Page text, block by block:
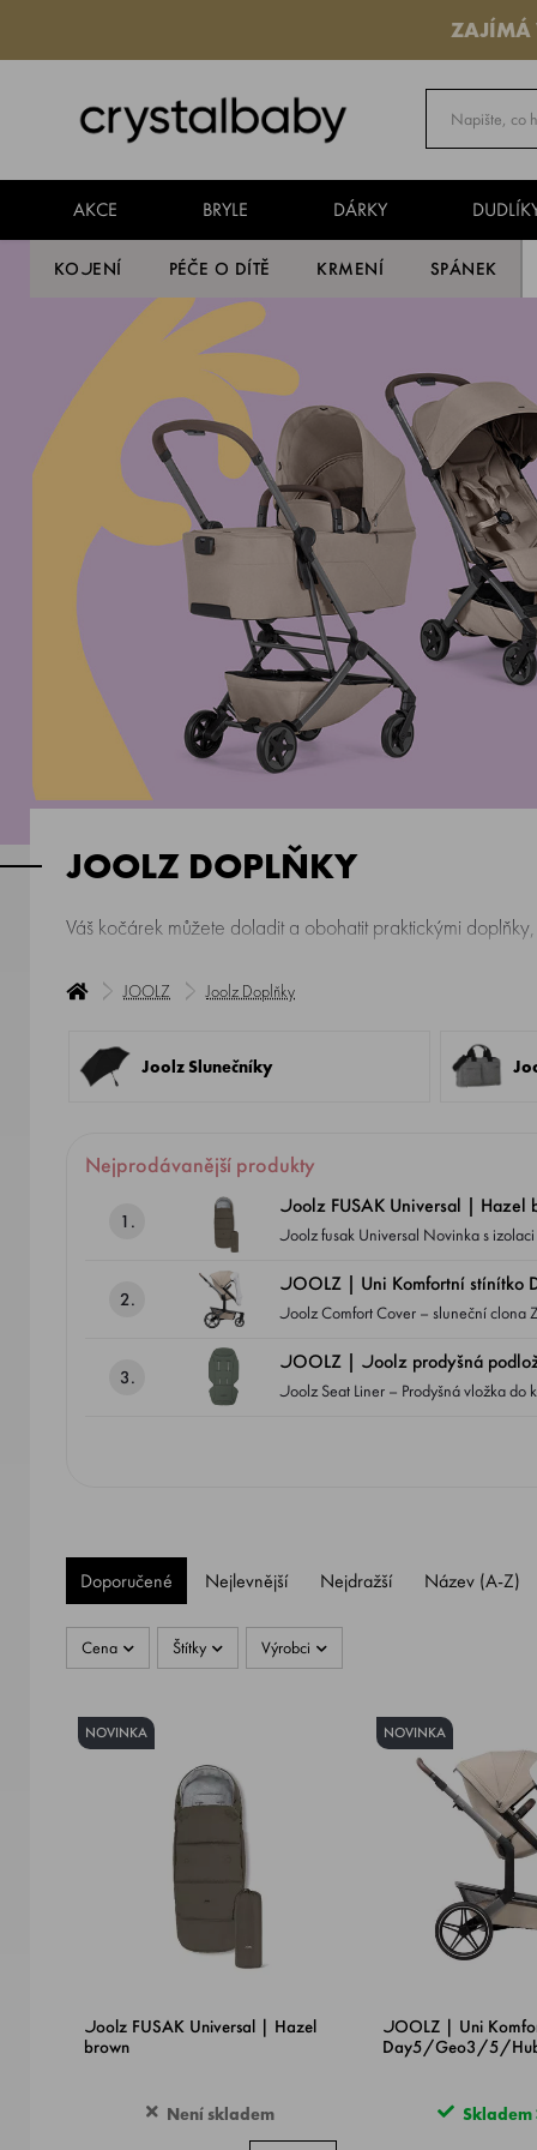
ZAJÍMÁ
AKCE BRYLE DÁRKY
KOJENÍ PÉČE O DÍTĚ KRMENÍ SPÁNEK
JOOLZ DOPLŇKY
Váš kočárek můžete doladit a obohatit praktickými
JOOLZ Joolz Doplňky
Joolz Slunečníky
Nejprodávanější produkty
1.
Joolz FUSAK Universal | Hazel
Joolz fusak Universal Novinka s izolaci Sorona® Aura Dostupný v 6 klasických barvách Kompatibilní SE VŠEMI modely kočárků JOOLZ -
2.
JOOLZ | Uni Komfortní
Joolz Comfort Cover – sluneční clona Zajišťuje dítěti klidné a chráněné prostředí v kočárku – ideální pro slunečné dny nebo situace, kdy
3.
JOOLZ | Joolz prodyšná
Joolz Seat Liner – Prodyšná vložka do kočárku Poskytuje dítěti větší pohodlí a lepší regulaci teploty díky zlepšené
Doporučené Nejlevnější Nejdražší Název (A-Z)
Cena Štítky Výrobci
NOVINKA
Joolz FUSAK Universal | Hazel
brown
Není skladem
NOVINKA
JOOLZ | Uni
Day5/Geo3/5/
Skladem